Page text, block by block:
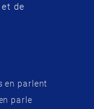
de
en parlent
parle